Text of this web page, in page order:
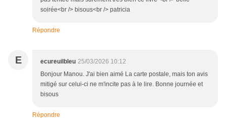
soirée<br /> bisous<br /> patricia
Répondre
E ecureuilbleu 25/03/2026 10:12
Bonjour Manou. J'ai bien aimé La carte postale, mais ton avis
mitigé sur celui-ci ne m'incite pas à le lire. Bonne journée et
bisous
Répondre